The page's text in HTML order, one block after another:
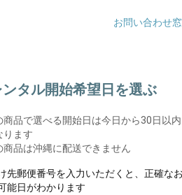
お問い合わせ
ンタル開始希望日を選ぶ
商品で選べる開始日は今日から30日以内
ります
商品は沖縄に配送できません
先郵便番号を入力いただくと、正確なお
能日がわかります